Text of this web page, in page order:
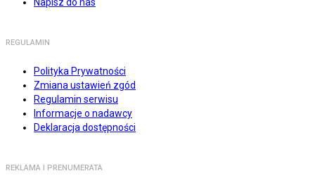
REGULAMIN
Polityka Prywatności
Zmiana ustawień zgód
Regulamin serwisu
Informacje o nadawcy
Deklaracja dostępności
REKLAMA I PRENUMERATA